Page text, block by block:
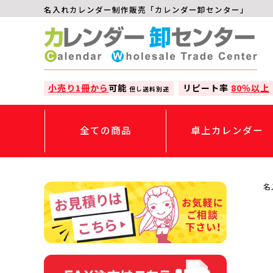
名入れカレンダー制作販売「カレンダー卸センター」
小売り1冊から可能 但し送料別途 リピート率 80％以上
全ての商品 卓上カレンダー
名